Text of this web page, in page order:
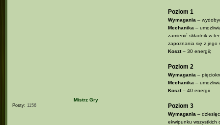
Mistrz Gry
Posty: 1156
Poziom 1
Wymagania –
Mechanika –
zamienić składnik w
zapoznania się z jego
Koszt– 30 energii;
Poziom 2
Wymagania –
Mechanika –
Koszt– 40 energii
Poziom 3
Wymagania –
ekwipunku wszystkich